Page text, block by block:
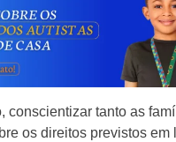
conscientizar tanto as
os direitos previstos em